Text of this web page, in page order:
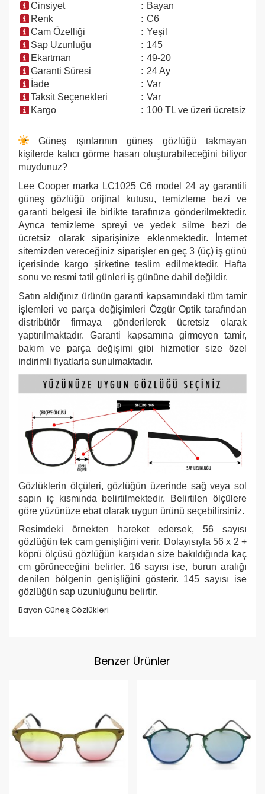
Cinsiyet
: Bayan
Renk
: C6
Cam Özelliği
: Yeşil
Sap Uzunluğu
: 145
Ekartman
: 49-20
Garanti Süresi
: 24 Ay
İade
: Var
Taksit Seçenekleri
: Var
Kargo
: 100 TL ve üzeri ücretsiz
Güneş ışınlarının güneş gözlüğü takmayan
kişilerde kalıcı görme hasarı oluşturabileceğini biliyor
muydunuz?
Lee Cooper marka LC1025 C6 model 24 ay garantili
güneş gözlüğü orijinal kutusu, temizleme bezi ve
garanti belgesi ile birlikte tarafınıza gönderilmektedir.
Ayrıca temizleme spreyi ve yedek silme bezi de
ücretsiz olarak siparişinize eklenmektedir. İnternet
sitemizden vereceğiniz siparişler en geç 3 (üç) iş günü
içerisinde kargo şirketine teslim edilmektedir. Hafta
sonu ve resmi tatil günleri iş gününe dahil değildir.
Satın aldığınız ürünün garanti kapsamındaki tüm tamir
işlemleri ve parça değişimleri Özgür Optik tarafından
distribütör firmaya gönderilerek ücretsiz olarak
yaptırılmaktadır. Garanti kapsamına girmeyen tamir,
bakım ve parça değişimi gibi hizmetler size özel
indirimli fiyatlarla sunulmaktadır.
Gözlüklerin ölçüleri, gözlüğün üzerinde sağ veya sol
sapın iç kısmında belirtilmektedir. Belirtilen ölçülere
göre yüzünüze ebat olarak uygun ürünü seçebilirsiniz.
Resimdeki örnekten hareket edersek, 56 sayısı
gözlüğün tek cam genişliğini verir. Dolayısıyla 56 x 2 +
köprü ölçüsü gözlüğün karşıdan size bakıldığında kaç
cm görüneceğini belirler. 16 sayısı ise, burun aralığı
denilen bölgenin genişliğini gösterir. 145 sayısı ise
gözlüğün sap uzunluğunu belirtir.
Bayan Güneş Gözlükleri
Benzer Ürünler